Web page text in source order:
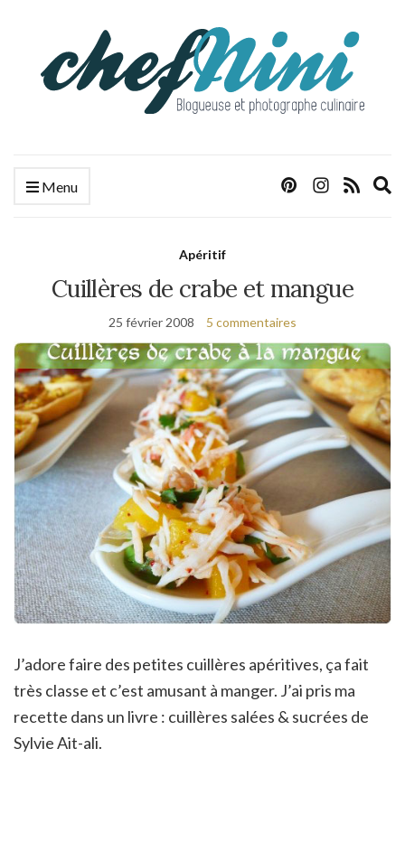
Menu
Apéritif
Cuillères de crabe et mangue
25 février 2008 5 commentaires
J’adore faire des petites cuillères apéritives, ça fait
très classe et c’est amusant à manger. J’ai pris ma
recette dans un livre : cuillères salées & sucrées de
Sylvie Ait-ali.